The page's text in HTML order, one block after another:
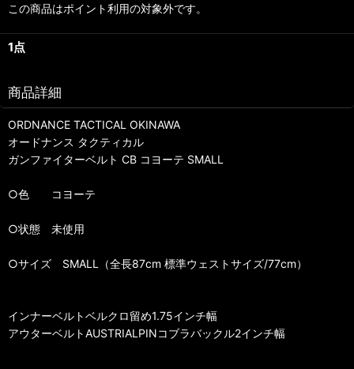
この商品はポイント利用の対象外です。
1点
商品詳細
ORDNANCE TACTICAL OKINAWA
オードナンス タクティカル
ガンファイターベルト CB コヨーテ SMALL
○色 コヨーテ
○状態 未使用
○サイズ SMALL（全長87cm 標準ウェストサイズ/77cm）
インナーベルトベルクロ留め1.75インチ幅
アウターベルトAUSTRIALPINコブラバックル2インチ幅